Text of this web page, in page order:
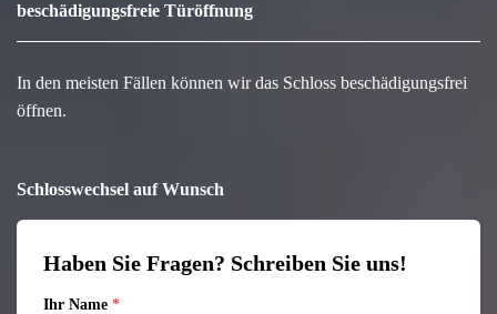
beschädigungsfreie Türöffnung
In den meisten Fällen können wir das Schloss beschädigungsfrei
öffnen.
Schlosswechsel auf Wunsch
Haben Sie Fragen? Schreiben Sie uns!
Ihr Name